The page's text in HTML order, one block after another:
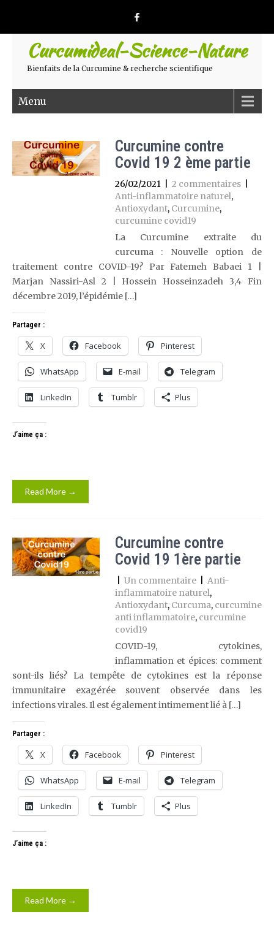
Curcumideal-Science-Nature
Bienfaits de la Curcumine & recherche scientifique
Menu
Curcumine contre
Covid 19 2 ème partie
26/02/2021 2 commentaires
Anti-inflammatoire naturel,
Antioxydant, Curcumine,
curcumine covid19
La Curcumine extraite du
curcuma : Nouvelle option de
traitement contre COVID-19? Par Fatemeh Babaei 1 |
Marjan Nassiri-Asl 2 | Hossein Hosseinzadeh 3,4 Fin
décembre 2019, l’épidémie […]
Partager :
X Facebook Pinterest
WhatsApp E-mail Telegram
LinkedIn Tumblr Plus
J’aime ça :
Read More →
Curcumine contre
Covid 19 1ère partie
Un commentaire
Anti-
inflammatoire naturel,
Antioxydant, Curcuma, curcumine
anti inflammatoire, curcumine
covid19
COVID-19, cytokines,
inflammation et épices: comment
sont-ils liés? La tempête de cytokines est la réponse
immunitaire exagérée souvent observée dans les
infections virales. Il est également intimement lié à […]
Partager :
X Facebook Pinterest
WhatsApp E-mail Telegram
LinkedIn Tumblr Plus
J’aime ça :
Read More →